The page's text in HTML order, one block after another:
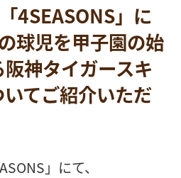
4SEASONS」に
球児を甲子園の始
神タイガースキ
てご紹介いただ
」にて、